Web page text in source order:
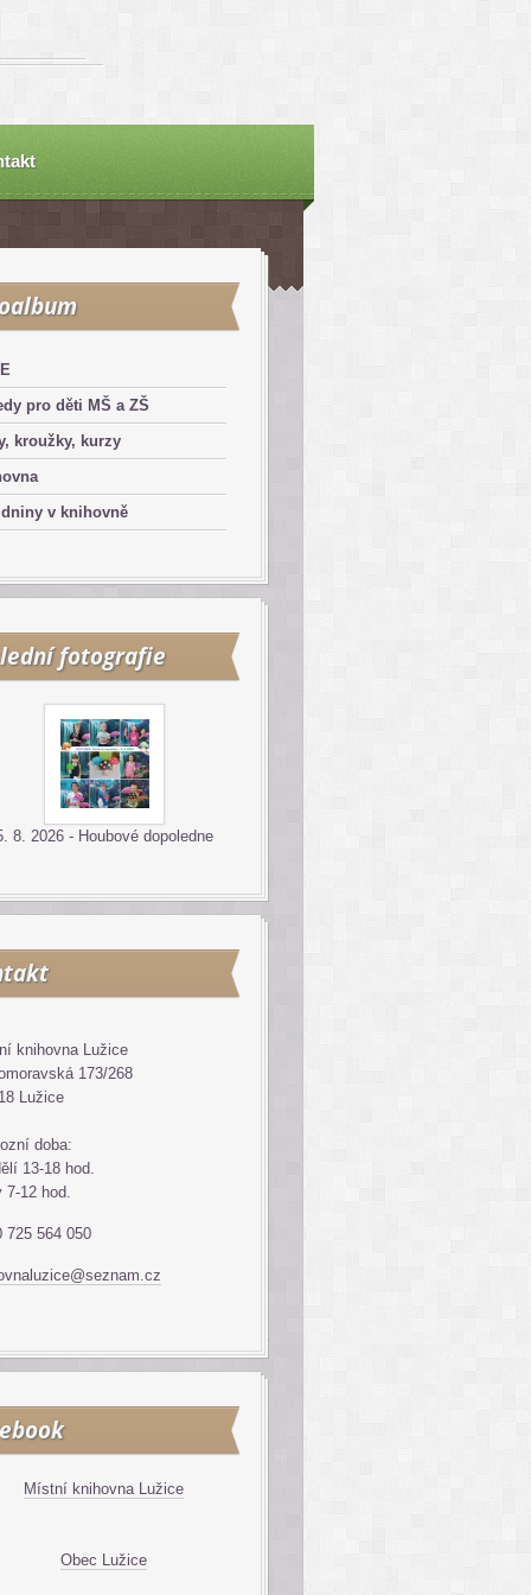
pro děti MŠ a ZŠ
kroužky, kurzy
v knihovně
fotografie
8. 2026 - Houbové dopoledne
knihovna Lužice
173/268
Lužice
doba:
13-18 hod.
7-12 hod.
725 564 050
Místní knihovna Lužice
Obec Lužice